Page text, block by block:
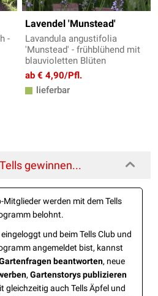
-
Lavendel 'Munstead'
Lavandula angustifolia
'Munstead' - frühblühend mit
blauvioletten Blüten
ab € 4,90/Pfl.
lieferbar
gewinnen...
Mitglieder werden mit dem Tells
belohnt.
und beim Tells Club und
angemeldet bist, kannst
beantworten, neue
, Gartenstorys publizieren
gleichzeitig auch Tells Äpfel und